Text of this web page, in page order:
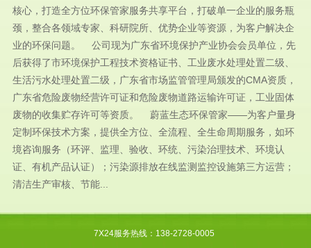
核心，打造全方位环保管家服务共享平台，打破单一企业的服务瓶
颈，整合各领域专家、科研院所、优势企业等资源，为客户解决企
业的环保问题。 公司现为广东省环境保护产业协会会员单位，先
后获得了市环境保护工程技术资格证书、工业废水处理处置二级、
生活污水处理处置二级，广东省市场监管管理局颁发的CMA资质，
广东省危险废物经营许可证和危险废物道路运输许可证，工业固体
废物的收集贮存许可等资质。 蔚蓝生态环保管家——为客户量身
定制环保技术方案，提供全方位、全流程、全生命周期服务，如环
境咨询服务（环评、监理、验收、环统、污染治理技术、环境认
证、有机产品认证）；污染源排放在线监测监控设施第三方运营；
清洁生产审核、节能...
7X24服务热线：138-2728-0005